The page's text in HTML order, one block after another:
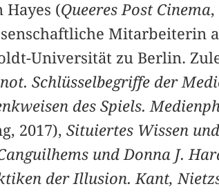
Hayes (Queeres Post Cinema,
Mitarbeiterin
Universität zu Berlin.
Schlüsselbegriffe der
des Spiels.
2017), Situiertes Wissen
und Donna J.
der Illusion. Kant,